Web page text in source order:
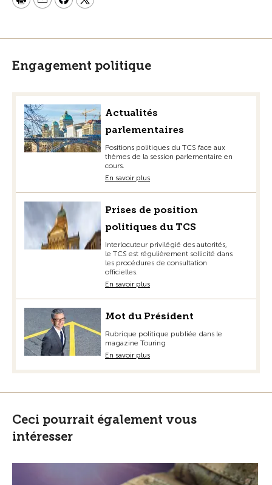
Engagement politique
Actualités
parlementaires
Positions politiques du TCS face aux
thèmes de la session parlementaire en
cours.
En savoir plus
Prises de position
politiques du TCS
Interlocuteur privilégié des autorités,
le TCS est régulièrement sollicité dans
les procédures de consultation
officielles.
En savoir plus
Mot du Président
Rubrique politique publiée dans le
magazine Touring
En savoir plus
Ceci pourrait également vous
intéresser